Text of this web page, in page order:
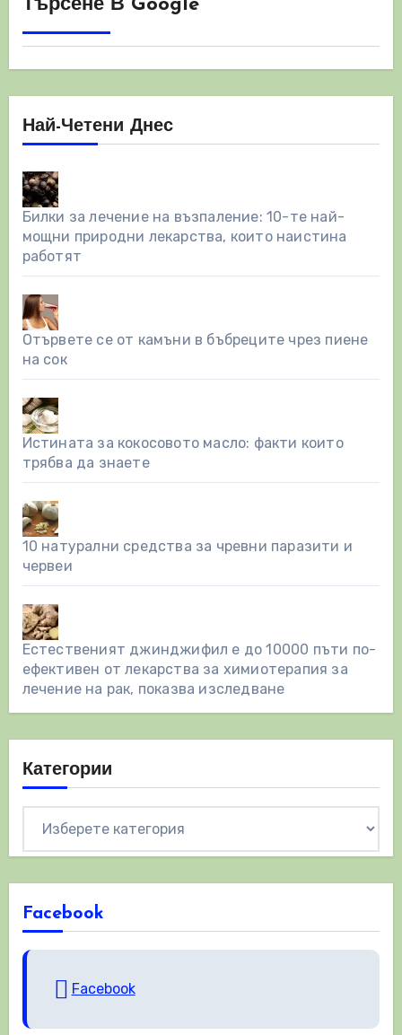
Търсене В Google
Най-Четени Днес
Билки за лечение на възпаление: 10-те най-
мощни природни лекарства, които наистина
работят
Отървете се от камъни в бъбреците чрез пиене
на сок
Истината за кокосовото масло: факти които
трябва да знаете
10 натурални средства за чревни паразити и
червеи
Естественият джинджифил е до 10000 пъти по-
ефективен от лекарства за химиотерапия за
лечение на рак, показва изследване
Категории
Facebook
Facebook